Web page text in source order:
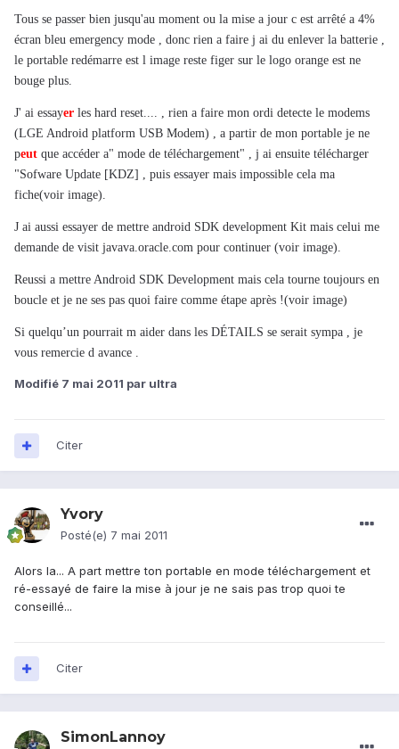
Tous se passer bien jusqu'au moment ou la mise a jour c est arrêté a 4%
écran bleu emergency mode , donc rien a faire j ai du enlever la batterie ,
le portable redémarre est l image reste figer sur le logo orange est ne
bouge plus.
J' ai essayer les hard reset.... , rien a faire mon ordi detecte le modems
(LGE Android platform USB Modem) , a partir de mon portable je ne
peut que accéder a" mode de téléchargement" , j ai ensuite télécharger
"Sofware Update [KDZ] , puis essayer mais impossible cela ma
fiche(voir image).
J ai aussi essayer de mettre android SDK development Kit mais celui me
demande de visit javava.oracle.com pour continuer (voir image).
Reussi a mettre Android SDK Development mais cela tourne toujours en
boucle et je ne ses pas quoi faire comme étape après !(voir image)
Si quelqu’un pourrait m aider dans les DÉTAILS se serait sympa , je
vous remercie d avance .
Modifié 7 mai 2011 par ultra
Citer
Yvory
Posté(e) 7 mai 2011
Alors la... A part mettre ton portable en mode téléchargement et
ré-essayé de faire la mise à jour je ne sais pas trop quoi te
conseillé...
Citer
SimonLannoy